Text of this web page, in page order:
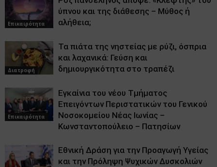
Επικαιρότητα
ύπνου και της διάθεσης – Μύθος ή
αλήθεια;
Διατροφή
Τα πιάτα της νηστείας με ρύζι, όσπρια
και λαχανικά: Γεύση και
δημιουργικότητα στο τραπέζι
Επικαιρότητα
Εγκαίνια του νέου Τμήματος
Επειγόντων Περιστατικών του Γενικού
Νοσοκομείου Νέας Ιωνίας –
Κωνσταντοπούλειο – Πατησίων
Εθνική Δράση για την Προαγωγή Υγείας
και την Πρόληψη Ψυχικών Δυσκολιών